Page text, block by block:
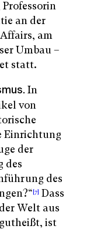
an der
am
Umbau –
statt.
In
von
Einrichtung
der
des
des
[7] Dass
Welt aus
ist